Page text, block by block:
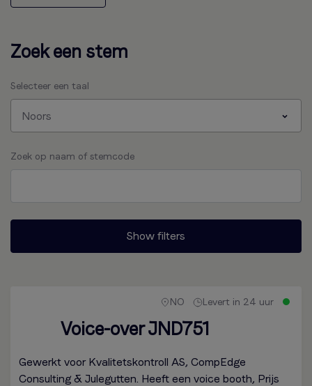
Zoek een stem
Selecteer een taal
Noors
Zoek op naam of stemcode
NO Levert in 24 uur
Voice-over JND751
Gewerkt voor Kvalitetskontroll AS, CompEdge
Consulting & Julegutten. Heeft een voice booth, Prijs